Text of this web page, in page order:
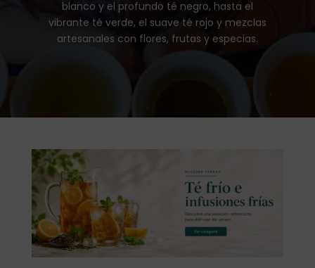
blanco y el profundo té negro, hasta el
vibrante té verde, el suave té rojo y mezclas
artesanales con flores, frutas y especias.